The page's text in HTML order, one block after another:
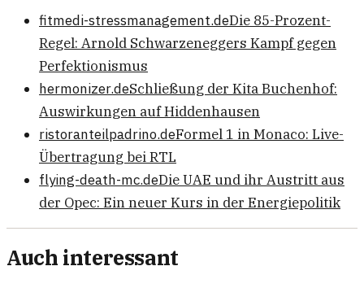
fitmedi-stressmanagement.deDie 85-Prozent-
Regel: Arnold Schwarzeneggers Kampf gegen
Perfektionismus
hermonizer.deSchließung der Kita Buchenhof:
Auswirkungen auf Hiddenhausen
ristoranteilpadrino.deFormel 1 in Monaco: Live-
Übertragung bei RTL
flying-death-mc.deDie UAE und ihr Austritt aus
der Opec: Ein neuer Kurs in der Energiepolitik
Auch interessant